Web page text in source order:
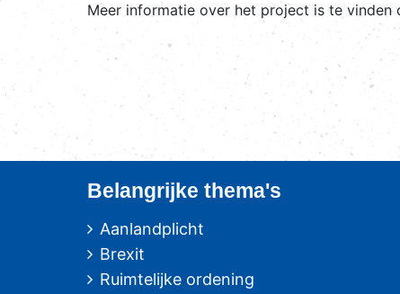
Meer informatie over het project is te vinden
Belangrijke thema's
Aanlandplicht
Brexit
Ruimtelijke ordening